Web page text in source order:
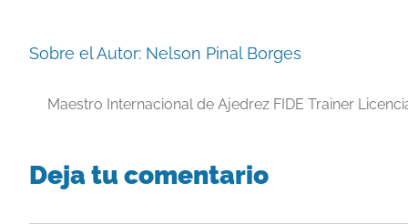
Sobre el Autor: Nelson Pinal Borges
Maestro Internacional de Ajedrez FIDE Trainer
Deja tu comentario